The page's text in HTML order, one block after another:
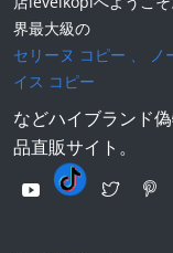
界最大級の
セリーヌ コピー 、
ノ
イス コピー
などハイブランド
品直販サイト。